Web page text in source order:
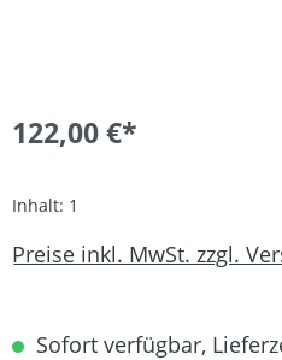
122,00 €*
Inhalt: 1
Preise inkl. MwSt. zzgl.
Sofort verfügbar,